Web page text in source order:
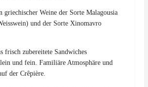
Weine der Sorte Malagousia
und der Sorte Xinomavro
zubereitete Sandwiches
und fein. Familiäre Atmosphäre und
der Crêpière.